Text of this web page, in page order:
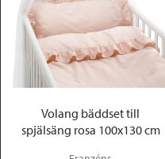
Volang bäddset till
spjälsäng rosa 100x130 cm